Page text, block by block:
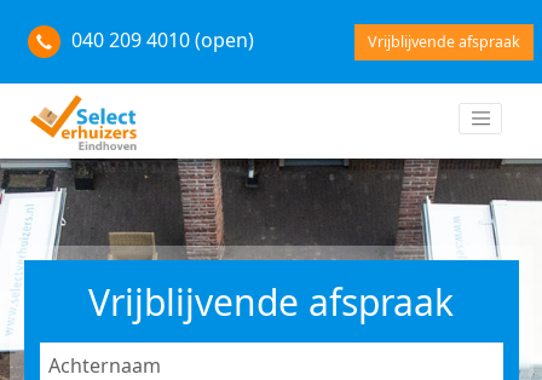
040 209 4010 (open) Vrijblijvende afspraak
Vrijblijvende afspraak